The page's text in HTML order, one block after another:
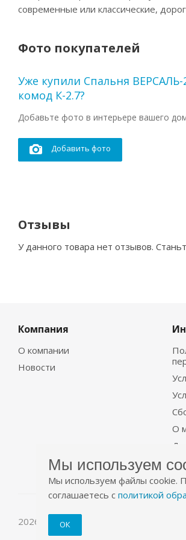
современные или классические,
Фото покупателей
Уже купили Спальня ВЕРСАЛЬ-
комод К-2.7?
Добавьте фото в интерьере вашего
Добавить фото
Отзывы
У данного товара нет отзывов.
Компания
О компании
Новости
О
2026 © Уютно.рф
Мы используем
Мы используем файлы cookie.
соглашаетесь с политикой
ОК